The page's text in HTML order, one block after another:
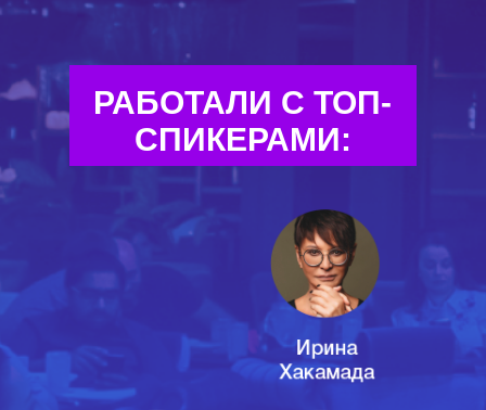
РАБОТАЛИ С ТОП-
СПИКЕРАМИ: